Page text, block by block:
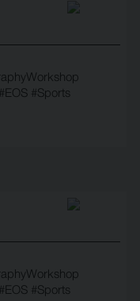
#EOS #Sports
#EOS #Sports